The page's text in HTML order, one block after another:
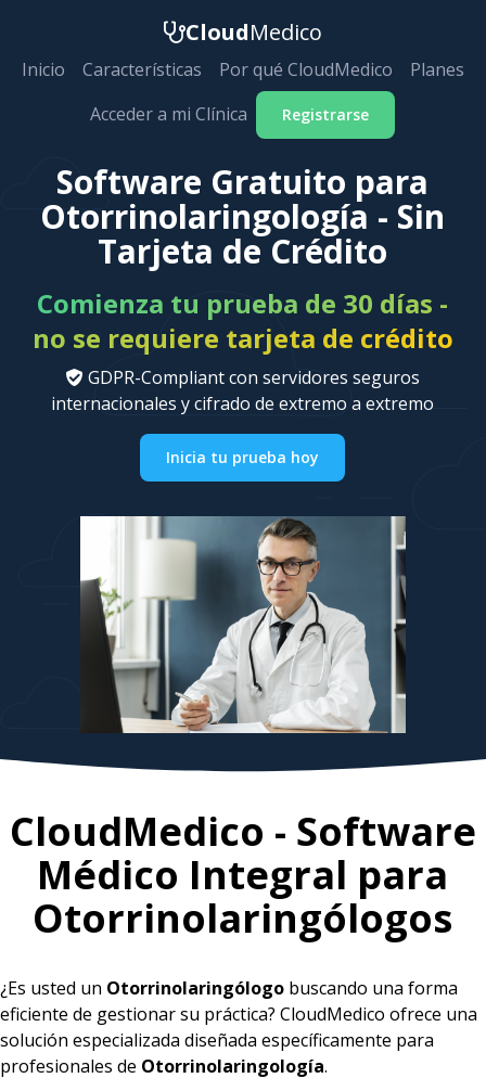
CloudMedico
Inicio Características Por qué CloudMedico
Planes
Acceder a mi Clínica
Registrarse
Software Gratuito para
Otorrinolaringología - Sin
Tarjeta de Crédito
Comienza tu prueba de 30 días -
no se requiere tarjeta de crédito
GDPR-Compliant con servidores seguros
internacionales y cifrado de extremo a extremo
Inicia tu prueba hoy
CloudMedico - Software
Médico Integral para
Otorrinolaringólogos
¿Es usted un Otorrinolaringólogo buscando una forma
eficiente de gestionar su práctica? CloudMedico ofrece una
solución especializada diseñada específicamente para
profesionales de Otorrinolaringología.